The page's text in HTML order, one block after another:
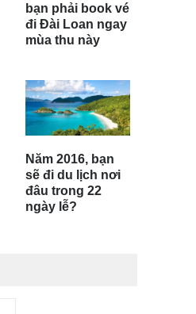
bạn phải book vé
đi Đài Loan ngay
mùa thu này
Năm 2016, bạn
sẽ đi du lịch nơi
đâu trong 22
ngày lễ?